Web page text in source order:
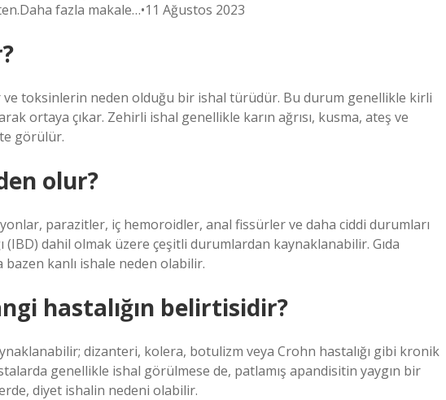
fazla makale…•11 Ağustos 2023
toksinlerin neden olduğu bir ishal türüdür. Bu durum genellikle kirli
ortaya çıkar. Zehirli ishal genellikle karın ağrısı, kusma, ateş ve
görülür.
olur?
parazitler, iç hemoroidler, anal fissürler ve daha ciddi durumları
(IBD) dahil olmak üzere çeşitli durumlardan kaynaklanabilir. Gıda
kanlı ishale neden olabilir.
hastalığın belirtisidir?
dizanteri, kolera, botulizm veya Crohn hastalığı gibi kronik
genellikle ishal görülmese de, patlamış apandisitin yaygın bir
diyet ishalin nedeni olabilir.